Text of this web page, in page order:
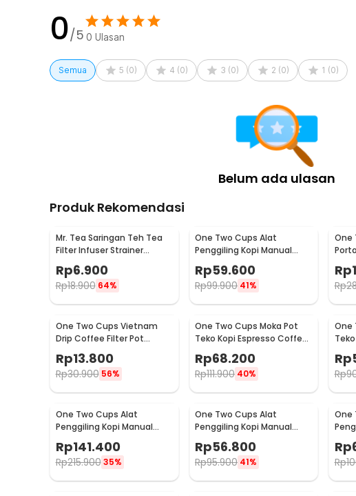
0/5 0 Ulasan
Semua 5 (0) 4 (0) 3 (0) 2 (0) 1 (0)
Belum ada ulasan
Produk Rekomendasi
Mr. Tea Saringan Teh Tea
Filter Infuser Strainer
Chilling Man Silicon - MR03
Rp6.900
Rp18.900 64%
One Two Cups Alat
Penggiling Kopi Manual
Coffee Grinder Portable -
WFCG9800
Rp59.600
Rp99.900 41%
One
-
Rp
Rp
One Two Cups Vietnam
Drip Coffee Filter Pot
Saringan Kopi 180ml 8Q -
LC1
Rp13.800
Rp30.900 56%
One Two Cups Moka Pot
Teko Kopi Espresso Coffee
Stovetop 4 Cup 200ml -
Z20
Rp68.200
Rp111.900 40%
One
Z20
Rp
Rp
One Two Cups Alat
Penggiling Kopi Manual
CW85532
Rp141.400
Rp215.900 35%
One Two Cups Alat
Penggiling Kopi Manual
Coffee Grinder 160ml -
CF012
Rp56.800
Rp95.900 41%
One
-Rp
Rp